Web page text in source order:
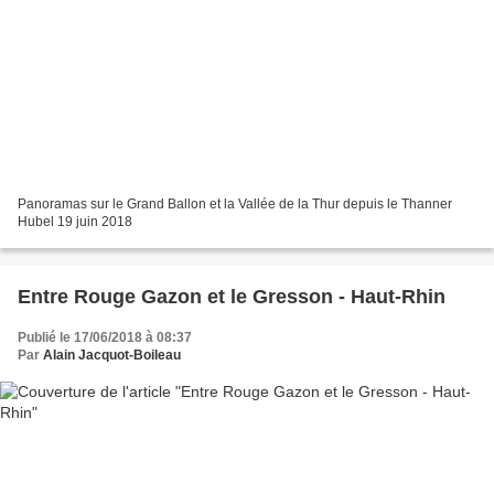
Panoramas sur le Grand Ballon et la Vallée de la Thur depuis le Thanner
Hubel 19 juin 2018
Entre Rouge Gazon et le Gresson - Haut-Rhin
Publié le 17/06/2018 à 08:37
Par Alain Jacquot-Boileau